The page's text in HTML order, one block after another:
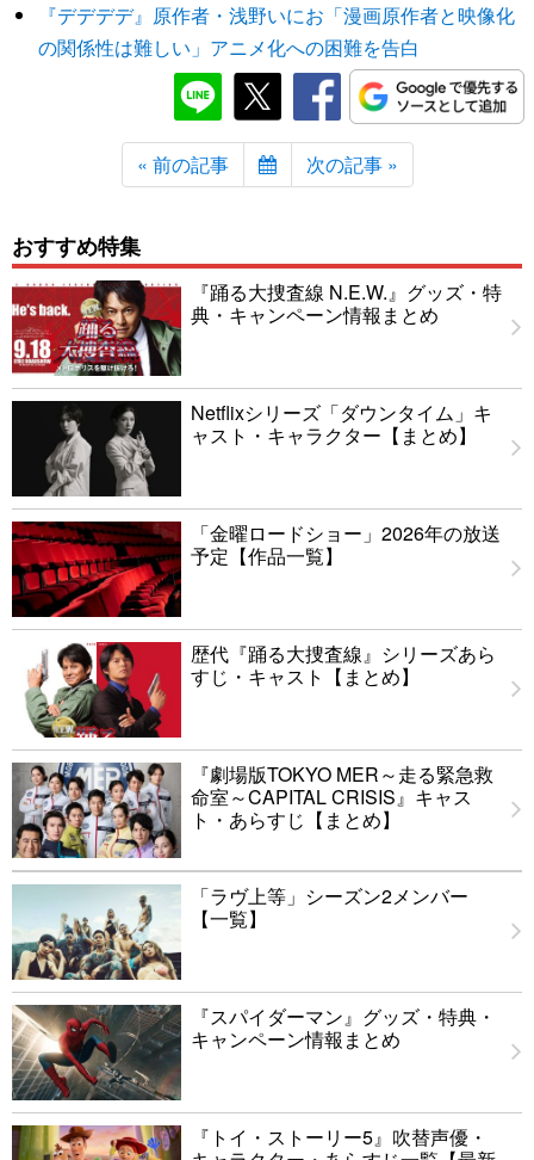
『デデデデ』原作者・浅野いにお「漫画原作者と映像化
の関係性は難しい」アニメ化への困難を告白
« 前の記事 次の記事 »
おすすめ特集
『踊る大捜査線 N.E.W.』グッズ・特
典・キャンペーン情報まとめ
Netflixシリーズ「ダウンタイム」キ
ャスト・キャラクター【まとめ】
「金曜ロードショー」2026年の放送
予定【作品一覧】
歴代『踊る大捜査線』シリーズあら
すじ・キャスト【まとめ】
『劇場版TOKYO MER～走る緊急救
命室～CAPITAL CRISIS』キャス
ト・あらすじ【まとめ】
「ラヴ上等」シーズン2メンバー
【一覧】
『スパイダーマン』グッズ・特典・
キャンペーン情報まとめ
『トイ・ストーリー5』吹替声優・